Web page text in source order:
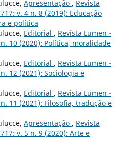
Apresentação , Revista
v. 4 n. 8 (2019): Educação
e política
Editorial , Revista Lumen -
10 (2020): Política, moralidade
Editorial , Revista Lumen -
12 (2021): Sociologia e
Editorial , Revista Lumen -
11 (2021): Filosofia, tradução e
Apresentação , Revista
v. 5 n. 9 (2020): Arte e